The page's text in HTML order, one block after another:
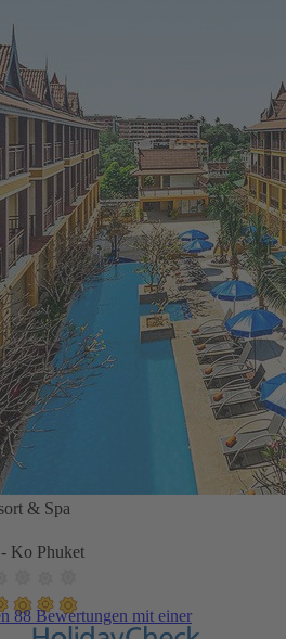
& Spa
Ko Phuket
88 Bewertungen mit einer